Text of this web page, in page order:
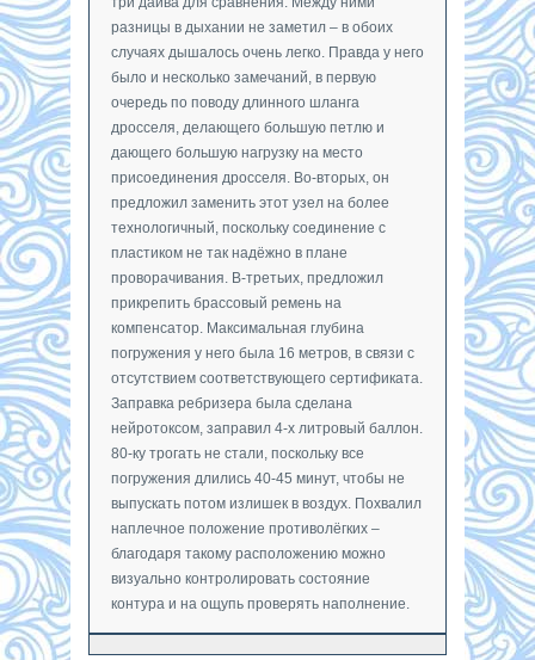
разницы в дыхании не заметил – в обоих
случаях дышалось очень легко. Правда у него
было и несколько замечаний, в первую
очередь по поводу длинного шланга
дросселя, делающего большую петлю и
дающего большую нагрузку на место
присоединения дросселя. Во-вторых, он
предложил заменить этот узел на более
технологичный, поскольку соединение с
пластиком не так надёжно в плане
проворачивания. В-третьих, предложил
прикрепить брассовый ремень на
компенсатор. Максимальная глубина
погружения у него была 16 метров, в связи с
отсутствием соответствующего сертификата.
Заправка ребризера была сделана
нейротоксом, заправил 4-х литровый баллон.
80-ку трогать не стали, поскольку все
погружения длились 40-45 минут, чтобы не
выпускать потом излишек в воздух. Похвалил
наплечное положение противолёгких –
благодаря такому расположению можно
визуально контролировать состояние
контура и на ощупь проверять наполнение.